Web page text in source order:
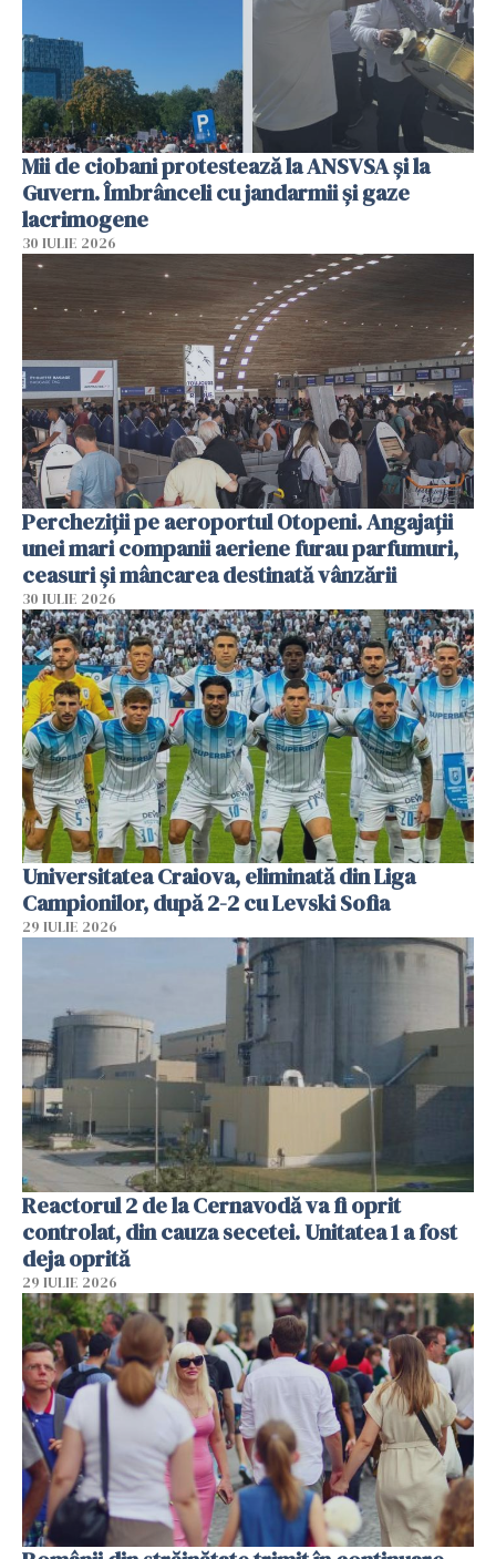
Mii de ciobani protestează la ANSVSA și la
Guvern. Îmbrânceli cu jandarmii și gaze
lacrimogene
30 IULIE 2026
Percheziții pe aeroportul Otopeni. Angajații
unei mari companii aeriene furau parfumuri,
ceasuri și mâncarea destinată vânzării
30 IULIE 2026
Universitatea Craiova, eliminată din Liga
Campionilor, după 2-2 cu Levski Sofia
29 IULIE 2026
Reactorul 2 de la Cernavodă va fi oprit
controlat, din cauza secetei. Unitatea 1 a fost
deja oprită
29 IULIE 2026